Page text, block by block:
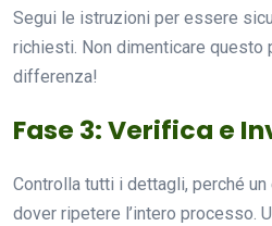
Segui le istruzioni per essere
richiesti. Non dimenticare questo
differenza!
Fase 3: Verifica e
Controlla tutti i dettagli, perché
dover ripetere l’intero processo.